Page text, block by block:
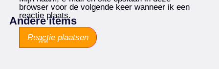
browser voor de volgende keer wanneer ik een
reactie plaats.
Andere items
Arie